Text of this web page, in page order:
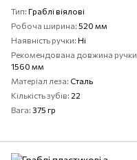
Тип Граблі віялові
Робоча ширина 520 мм
Наявність ручки Ні
Рекомендована довжина ручки
1560 мм
Матеріал леза Сталь
Кількість зубів 22
Вага 375 гр